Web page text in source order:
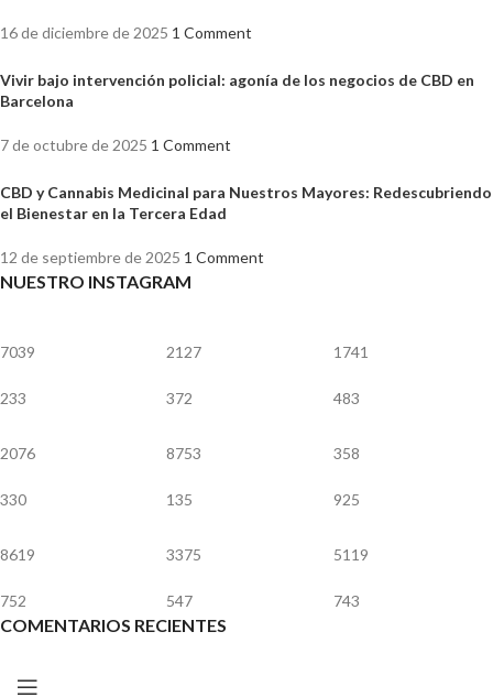
16 de diciembre de 2025 1 Comment
Vivir bajo intervención policial: agonía de los negocios de CBD en
Barcelona
7 de octubre de 2025 1 Comment
CBD y Cannabis Medicinal para Nuestros Mayores: Redescubriendo
el Bienestar en la Tercera Edad
12 de septiembre de 2025 1 Comment
NUESTRO INSTAGRAM
7039
233
2127
372
1741
483
2076
330
8753
135
358
925
8619
752
3375
547
5119
743
COMENTARIOS RECIENTES